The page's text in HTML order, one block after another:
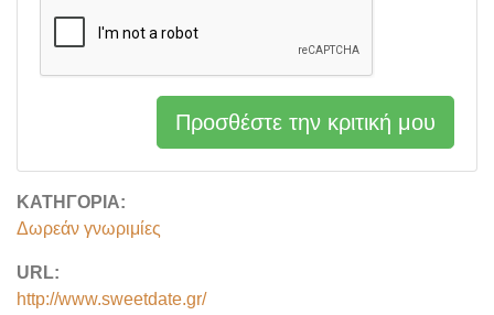
ΚΑΤΗΓΟΡΊΑ:
Δωρεάν γνωριμίες
URL:
http://www.sweetdate.gr/
Προσθέστε την κριτική μου